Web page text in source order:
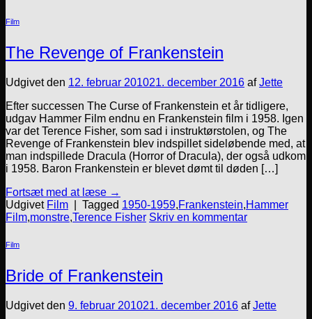
Film
The Revenge of Frankenstein
Udgivet den 12. februar 201021. december 2016 afJette
Efter successen The Curse of Frankenstein et år tidligere,
udgav Hammer Film endnu en Frankenstein film i 1958. Igen
var det Terence Fisher, som sad i instruktørstolen, og The
Revenge of Frankenstein blev indspillet sideløbende med, at
man indspillede Dracula (Horror of Dracula), der også udkom
i 1958. Baron Frankenstein er blevet dømt til døden […]
Fortsæt med at læse →
Udgivet Film Tagged 1950-1959,Frankenstein,Hammer
Film,monstre,Terence Fisher Skriv en kommentar
Film
Bride of Frankenstein
Udgivet den 9. februar 201021. december 2016 afJette